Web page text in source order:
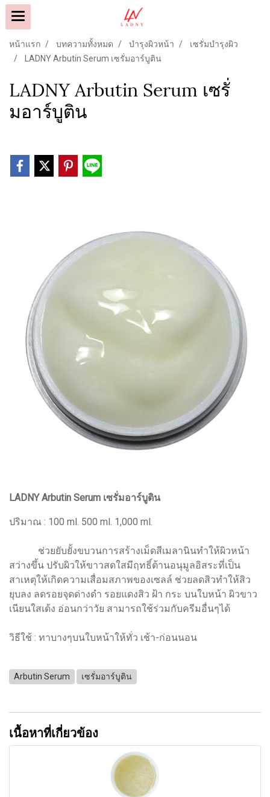
หน้าแรก บทความทั้งหมด บำรุงผิวหน้า
เซรั่มบำรุงผิว
LADNY Arbutin Serum เซรั่มอาร์บูติน
LADNY Arbutin Serum เซรั่
มอาร์บูติน
LADNY Arbutin Serum เซรั่มอาร์บูติน
ปริมาณ : 100 ml. 500 ml. 1,000 ml.
ช่วยยับยั้งขบวนการสร้างเม็ดสีเมลานินทำให้ผิวหน้า
สว่างขึ้น ปรับผิวให้ขาวสดใสมีฤทธิ์ต้านอนุมูลอิสระที่เป็น
สาเหตุให้เกิดความเสื่อมสภาพของเซลล์ ช่วยลดสิวทำให้สิว
ยุบลง ลดรอยจุดด่างดำ รอยแดงสิว ฝ้า กระ บนใบหน้า ผิวขาว
เนียนใสเด้ง อ่อนกว่าวัย สามารถใช้ร่วมกับครีมอื่นๆได้
วิธีใช้ : ทาบางๆบนใบหน้าให้ทั่ว เช้า-ก่อนนอน
Arbutin Serum เซรั่มอาร์บูติน
เนื้อหาที่เกี่ยวข้อง